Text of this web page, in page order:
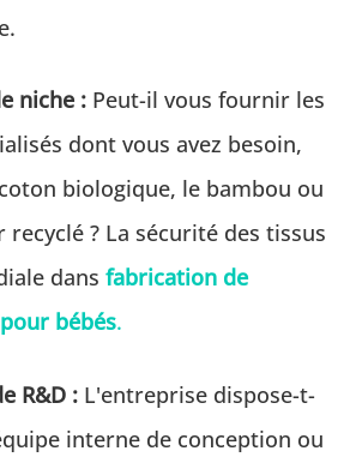
niche : Peut-il vous fournir les
dont vous avez besoin,
biologique, le bambou ou
recyclé ? La sécurité des tissus
dansfabrication de
bébés.
R&D : L'entreprise dispose-t-
interne de conception ou